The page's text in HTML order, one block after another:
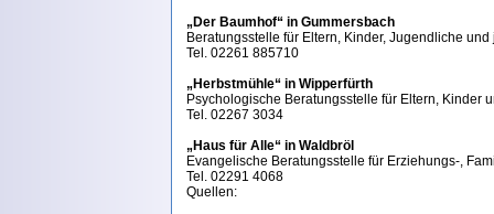
„Der Baumhof“ in Gummersbach
Beratungsstelle für Eltern, Kinder, Jugendliche
Tel. 02261 885710
„Herbstmühle“ in Wipperfürth
Psychologische Beratungsstelle für Eltern, Kinder
Tel. 02267 3034
„Haus für Alle“ in Waldbröl
Evangelische Beratungsstelle für Erziehungs-,
Tel. 02291 4068
Quellen: